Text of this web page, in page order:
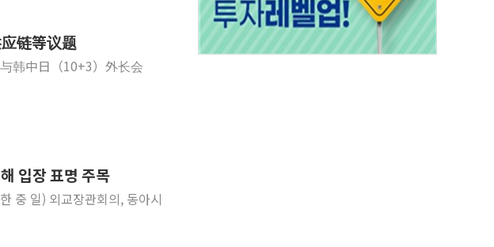
链等议题
韩中日（10+3）外长会
입장 표명 주목
중 일) 외교장관회의, 동아시